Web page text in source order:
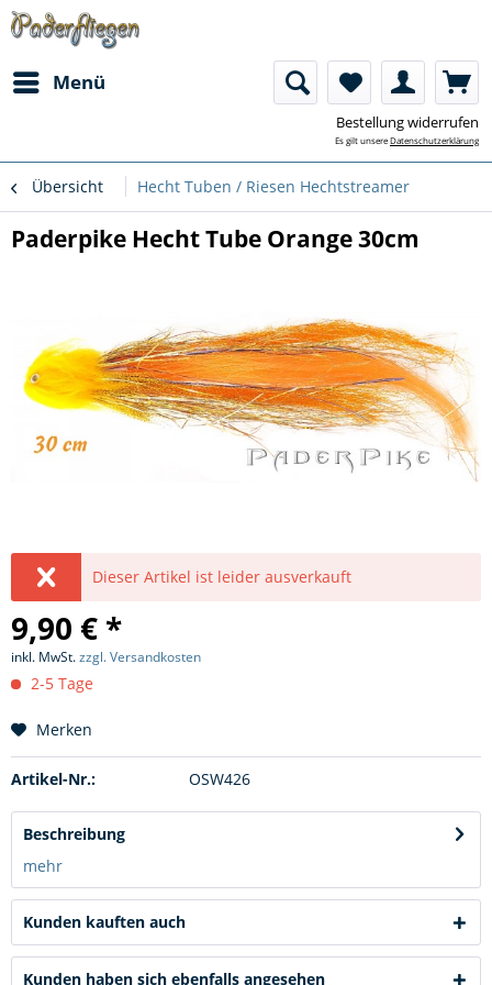
Menü
Bestellung widerrufen
Es gilt unsereDatenschutzerklärung
Übersicht Hecht Tuben / Riesen Hechtstreamer
Paderpike Hecht Tube Orange 30cm
Dieser Artikel ist leider ausverkauft
9,90 € *
inkl. MwSt.zzgl. Versandkosten
2-5 Tage
Merken
Artikel-Nr.: OSW426
Beschreibung
mehr
Kunden kauften auch
Kunden haben sich ebenfalls angesehen